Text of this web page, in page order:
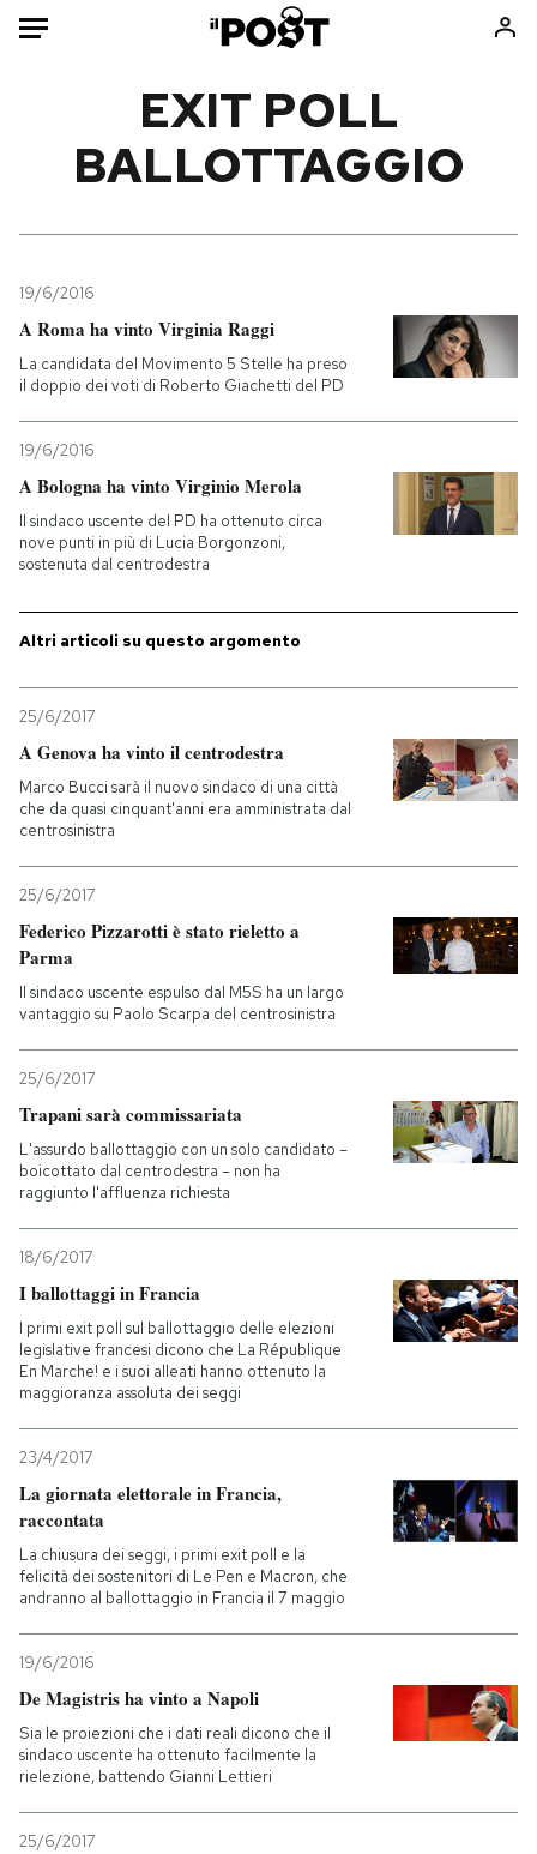
HOME
Mondo
Tecnologia
Internet
Scienza
Economia
Sport
Libri
Media
Mondiali calcio 2026
I MIEI PREFERITI
SHOP
CALENDARIO
EXIT POLL
BALLOTTAGGIO
19/6/2016
A Roma ha vinto Virginia Raggi
La candidata del Movimento 5 Stelle ha preso
il doppio dei voti di Roberto Giachetti del PD
19/6/2016
A Bologna ha vinto Virginio Merola
Il sindaco uscente del PD ha ottenuto circa
nove punti in più di Lucia Borgonzoni,
sostenuta dal centrodestra
Altri articoli su questo argomento
25/6/2017
A Genova ha vinto il centrodestra
Marco Bucci sarà il nuovo sindaco di una città
che da quasi cinquant'anni era amministrata dal
centrosinistra
25/6/2017
Federico Pizzarotti è stato rieletto a
Parma
Il sindaco uscente espulso dal M5S ha un largo
vantaggio su Paolo Scarpa del centrosinistra
25/6/2017
Trapani sarà commissariata
L'assurdo ballottaggio con un solo candidato –
boicottato dal centrodestra – non ha
raggiunto l'affluenza richiesta
18/6/2017
I ballottaggi in Francia
I primi exit poll sul ballottaggio delle elezioni
legislative francesi dicono che La République
En Marche! e i suoi alleati hanno ottenuto la
maggioranza assoluta dei seggi
23/4/2017
La giornata elettorale in Francia,
raccontata
La chiusura dei seggi, i primi exit poll e la
felicità dei sostenitori di Le Pen e Macron, che
andranno al ballottaggio in Francia il 7 maggio
19/6/2016
De Magistris ha vinto a Napoli
Sia le proiezioni che i dati reali dicono che il
sindaco uscente ha ottenuto facilmente la
rielezione, battendo Gianni Lettieri
25/6/2017